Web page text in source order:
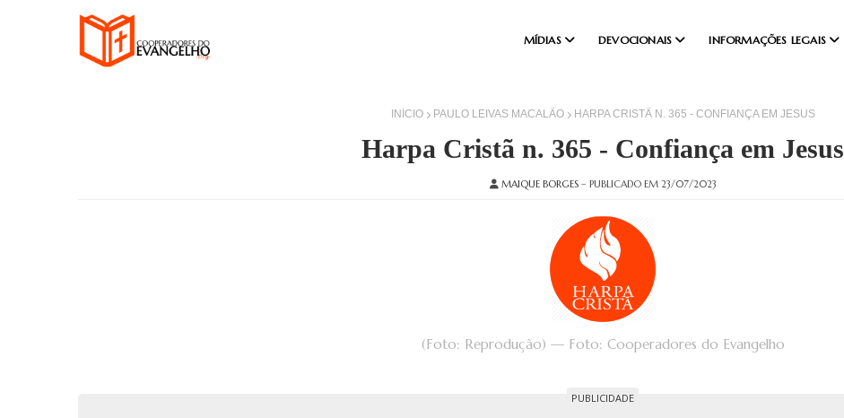
MÍDIAS DEVOCIONAIS INFORMAÇÕES LEGAIS
INÍCIO PAULO LEIVAS MACALÃO HARPA CRISTÃ N. 365 - CONFIANÇA EM JESUS
Harpa Cristã n. 365 - Confiança em Jesus
MAIQUE BORGES– PUBLICADO EM 23/07/2023
(Foto: Reprodução) — Foto: Cooperadores do Evangelho